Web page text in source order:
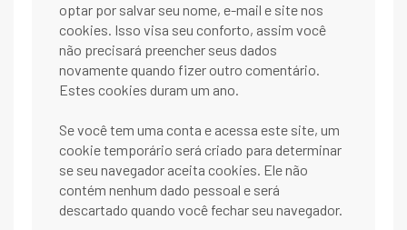
optar por salvar seu nome, e-mail e site nos
cookies. Isso visa seu conforto, assim você
não precisará preencher seus dados
novamente quando fizer outro comentário.
Estes cookies duram um ano.
Se você tem uma conta e acessa este site, um
cookie temporário será criado para determinar
se seu navegador aceita cookies. Ele não
contém nenhum dado pessoal e será
descartado quando você fechar seu navegador.